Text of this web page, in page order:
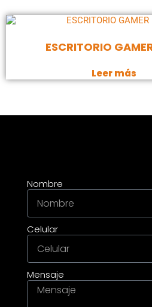
ESCRITORIO
Leer más
Nombre
Celular
Mensaje